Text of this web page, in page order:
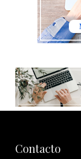
Contacto